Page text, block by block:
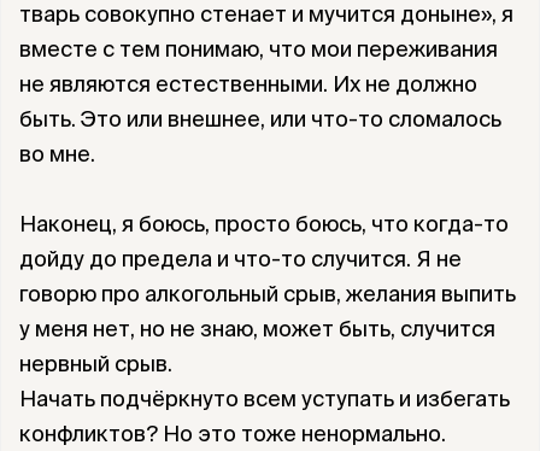
тварь совокупно стенает и мучится доныне», я
вместе с тем понимаю, что мои переживания
не являются естественными. Их не должно
быть. Это или внешнее, или что-то сломалось
во мне.
Наконец, я боюсь, просто боюсь, что когда-то
дойду до предела и что-то случится. Я не
говорю про алкогольный срыв, желания выпить
у меня нет, но не знаю, может быть, случится
нервный срыв.
Начать подчёркнуто всем уступать и избегать
конфликтов? Но это тоже ненормально.